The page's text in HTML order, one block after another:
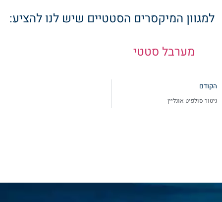
למגוון המיקסרים הסטטיים שיש לנו להציע:
מערבל סטטי
הקודם
ניטור סולפיט אונליין